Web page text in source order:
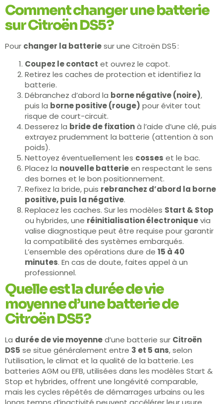
Comment changer une batterie
sur Citroën DS5 ?
Pour changer la batteriesur une Citroën DS5 :
Coupez le contact et ouvrez le capot.
Retirez les caches de protection et identifiez la
batterie.
Débranchez d’abord la borne négative (noire),
puis la borne positive (rouge) pour éviter tout
risque de court-circuit.
Desserez la bride de fixationà l’aide d’une clé, puis
extrayez prudemment la batterie (attention à son
poids).
Nettoyez éventuellement les cosses et le bac.
Placez la nouvelle batterieen respectant le sens
des bornes et le bon positionnement.
Refixez la bride, puis rebranchez d’abord la borne
positive, puis la négative.
Replacez les caches. Sur les modèles Start & Stop
ou hybrides, une réinitialisation électroniquevia
valise diagnostique peut être requise pour garantir
la compatibilité des systèmes embarqués.
L’ensemble des opérations dure de 15 à 40
minutes. En cas de doute, faites appel à un
professionnel.
Quelle est la durée de vie
moyenne d’une batterie de
Citroën DS5 ?
La durée de vie moyenned’une batterie sur Citroën
DS5 se situe généralement entre 3 et 5 ans, selon
l’utilisation, le climat et la qualité de la batterie. Les
batteries AGM ou EFB, utilisées dans les modèles Start &
Stop et hybrides, offrent une longévité comparable,
mais les cycles répétés de démarrages urbains ou les